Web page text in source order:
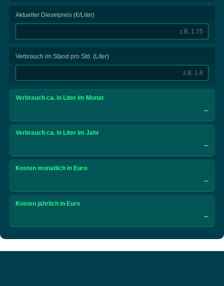
Aktueller Dieselpreis (€/Liter)
Verbrauch im Stand pro Std. (Liter)
Verbrauch ca. in Liter im Monat
–
Verbrauch ca. in Liter im Jahr
–
Kosten monatlich in Euro
–
Kosten jährlich in Euro
–